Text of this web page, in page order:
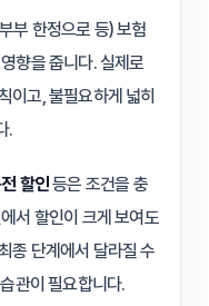
부 한정으로 등) 보험
향을 줍니다. 실제로
이고, 불필요하게 넓히
.
할인등은 조건을 충
서 할인이 크게 보여도
종 단계에서 달라질 수
관이 필요합니다.